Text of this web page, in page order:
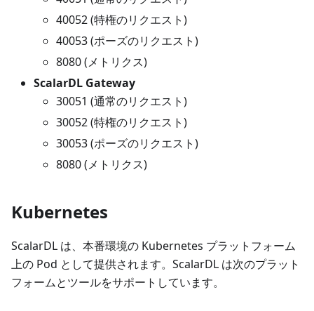
40052 (特権のリクエスト)
40053 (ポーズのリクエスト)
8080 (メトリクス)
ScalarDL Gateway
30051 (通常のリクエスト)
30052 (特権のリクエスト)
30053 (ポーズのリクエスト)
8080 (メトリクス)
Kubernetes
ScalarDL は、本番環境の Kubernetes プラットフォーム
上の Pod として提供されます。ScalarDL は次のプラット
フォームとツールをサポートしています。